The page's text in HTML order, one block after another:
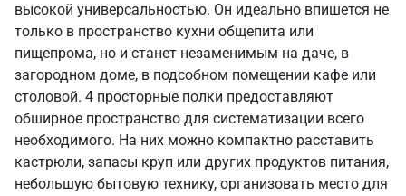
высокой универсальностью. Он идеально впишется не
только в пространство кухни общепита или
пищепрома, но и станет незаменимым на даче, в
загородном доме, в подсобном помещении кафе или
столовой. 4 просторные полки предоставляют
обширное пространство для систематизации всего
необходимого. На них можно компактно расставить
кастрюли, запасы круп или других продуктов питания,
небольшую бытовую технику, организовать место для